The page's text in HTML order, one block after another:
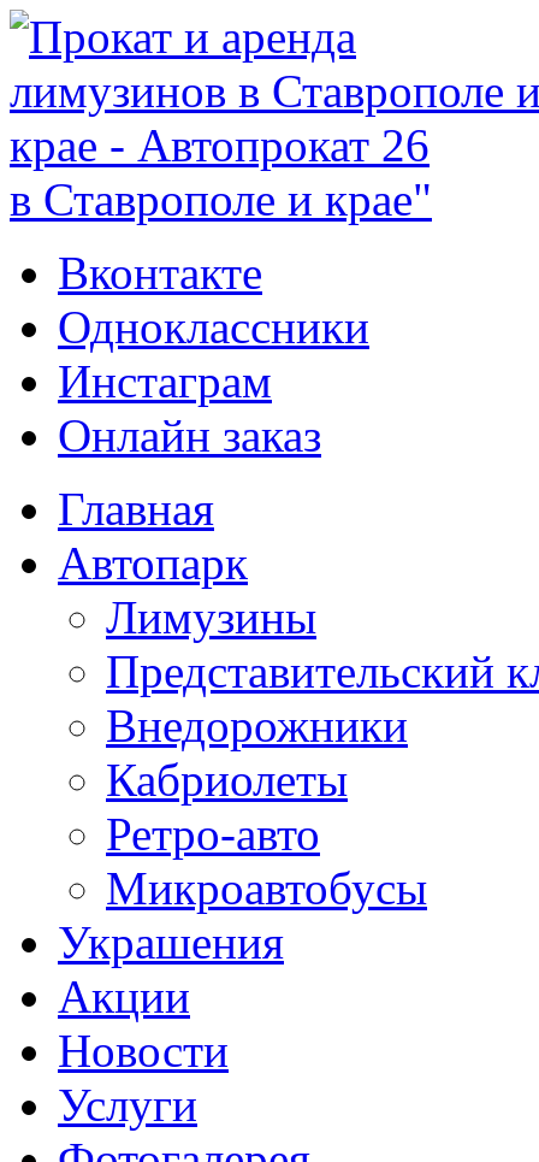
в Ставрополе и крае"
Вконтакте
Одноклассники
Инстаграм
Онлайн заказ
Главная
Автопарк
Лимузины
Представительский
Внедорожники
Кабриолеты
Ретро-авто
Микроавтобусы
Украшения
Акции
Новости
Услуги